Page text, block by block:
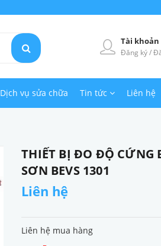
Tài khoản
Đăng ký/
Dịch vụ sửa chữa Tin tức Liên hệ
THIẾT BỊ ĐO ĐỘ CỨNG
SƠN BEVS 1301
Liên hệ
Liên hệ mua hàng